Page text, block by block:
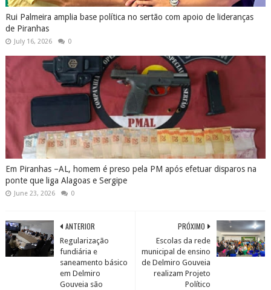
Rui Palmeira amplia base política no sertão com apoio de lideranças
de Piranhas
July 16, 2026 0
Em Piranhas –AL, homem é preso pela PM após efetuar disparos na
ponte que liga Alagoas e Sergipe
June 23, 2026 0
PRÓXIMO
Escolas da rede
municipal de ensino
de Delmiro Gouveia
realizam Projeto
Político
ANTERIOR
Regularização
fundiária e
saneamento básico
em Delmiro
Gouveia são